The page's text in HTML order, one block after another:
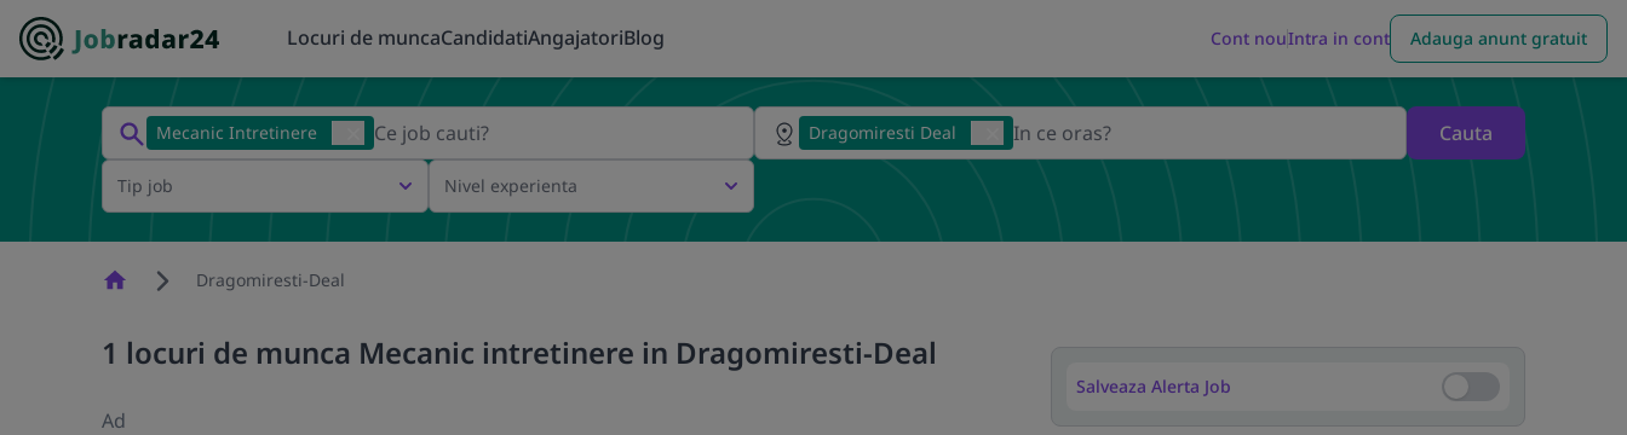
Locuri de muncaCandidatiAngajatoriBlog Cont nouIntra in cont Adauga anunt gratuit
Mecanic Intretinere Dragomiresti Deal Cauta
Tip job Nivel experienta
HomepageDragomiresti-Deal
1 locuri de munca Mecanic intretinere in Dragomiresti-Deal
Ad
Salveaza Alerta Job Salveaza Alerta Job